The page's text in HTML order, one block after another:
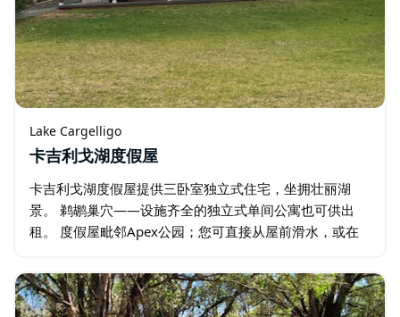
Lake Cargelligo
卡吉利戈湖度假屋
卡吉利戈湖度假屋提供三卧室独立式住宅，坐拥壮丽湖
景。 鹈鹕巢穴——设施齐全的独立式单间公寓也可供出
租。 度假屋毗邻Apex公园；您可直接从屋前滑水，或在